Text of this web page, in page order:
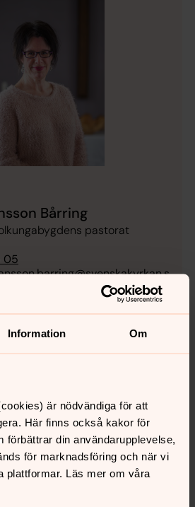
Information Om
är nödvändiga för att
Här finns också kakor för
förbättrar din användarupplevelse,
för marknadsföring och när vi
plattformar. Läs mer om våra
Bårring
pastorat
05
i Boxholm
ungdomar.
till
då har du flera körer att välja